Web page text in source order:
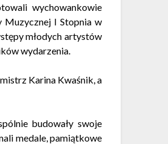
wychowankowie
Muzycznej I Stopnia w
młodych artystów
wydarzenia.
Karina Kwaśnik , a
budowały swoje
medale, pamiątkowe